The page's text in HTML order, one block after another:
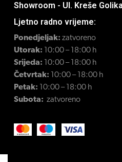
Showroom - Ul. Kreše
Ljetno radno vrijeme:
Ponedjeljak: zatvoreno
Utorak: 10:00 – 18:00 h
Srijeda: 10:00 – 18:00 h
Četvrtak: 10:00 – 18:00 h
Petak: 10:00 – 18:00 h
Subota: zatvoreno